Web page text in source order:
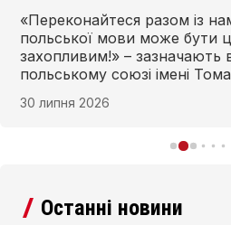
«Переконайтеся разом із
польської мови може бути
захопливим!» – зазначають
польському союзі імені
мови в новому навчальному
30 липня 2026
Останні новини